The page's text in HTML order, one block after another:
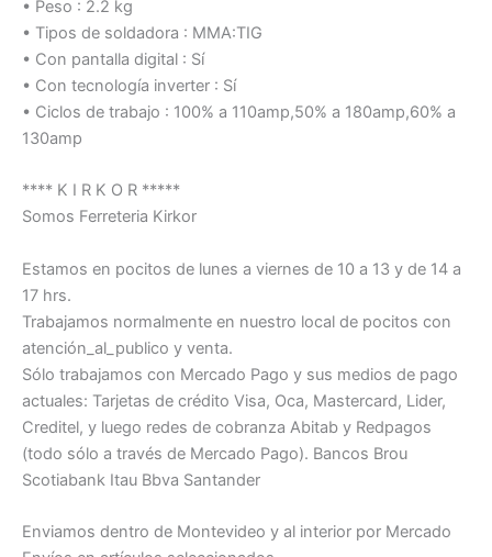
• Peso : 2.2 kg
• Tipos de soldadora : MMA:TIG
• Con pantalla digital : Sí
• Con tecnología inverter : Sí
• Ciclos de trabajo : 100% a 110amp,50% a 180amp,60% a
130amp
**** K I R K O R *****
Somos Ferreteria Kirkor
Estamos en pocitos de lunes a viernes de 10 a 13 y de 14 a
17 hrs.
Trabajamos normalmente en nuestro local de pocitos con
atención_al_publico y venta.
Sólo trabajamos con Mercado Pago y sus medios de pago
actuales: Tarjetas de crédito Visa, Oca, Mastercard, Lider,
Creditel, y luego redes de cobranza Abitab y Redpagos
(todo sólo a través de Mercado Pago). Bancos Brou
Scotiabank Itau Bbva Santander
Enviamos dentro de Montevideo y al interior por Mercado